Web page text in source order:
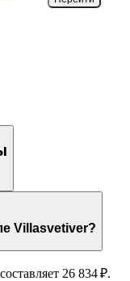
проживание в отеле Villasvetiver?
26 834 ₽.